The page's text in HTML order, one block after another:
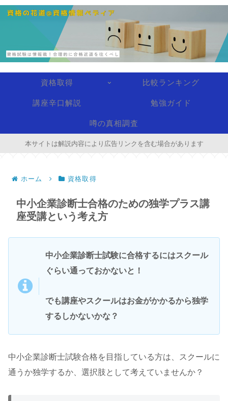
資格取得 比較ランキング
講座辛口解説 勉強ガイド
噂の真相調査
本サイトは解説内容により広告リンクを含む場合があります
ホーム 資格取得
中小企業診断士合格のための独学プラス講
座受講という考え方
中小企業診断士試験に合格するにはスクール
ぐらい通っておかないと！
でも講座やスクールはお金がかかるから独学
するしかないかな？
中小企業診断士試験合格を目指している方は、スクールに
通うか独学するか、選択肢として考えていませんか？